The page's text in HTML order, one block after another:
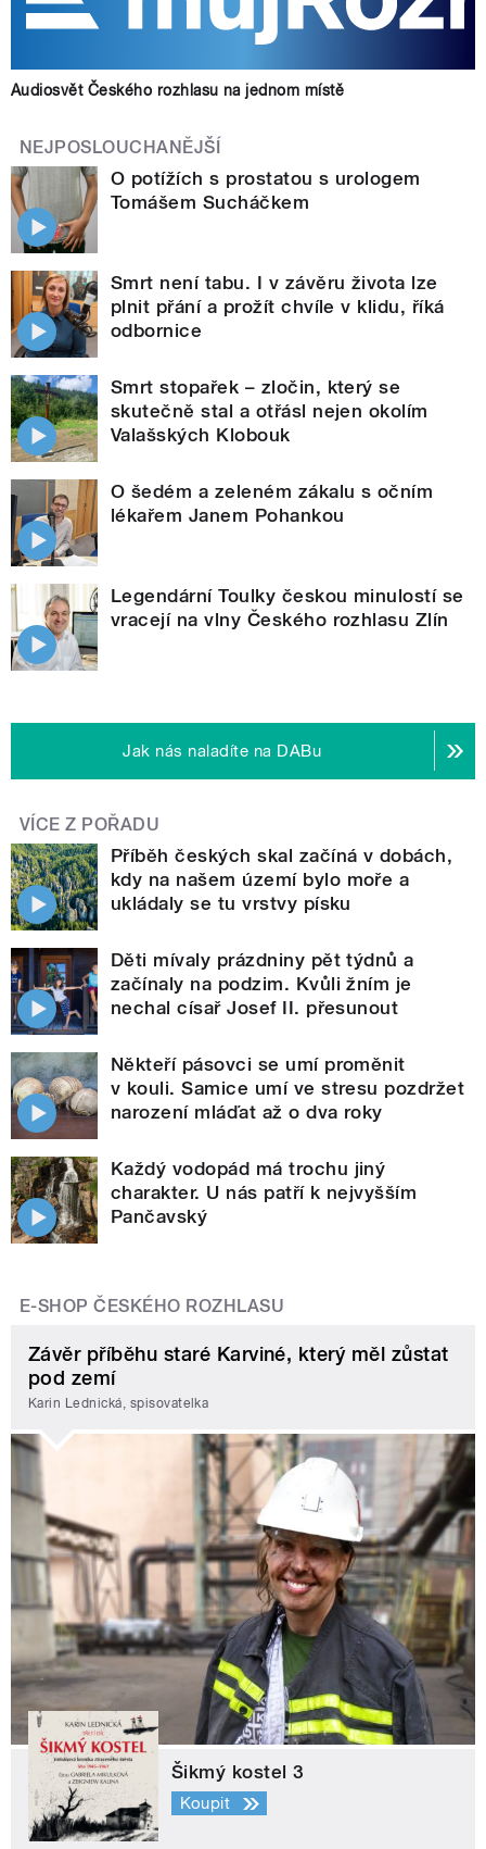
Audiosvět Českého rozhlasu na jednom místě
NEJPOSLOUCHANĚJŠÍ
O potížích s prostatou s urologem
Tomášem Sucháčkem
Smrt není tabu. I v závěru života lze
plnit přání a prožít chvíle v klidu, říká
odbornice
Smrt stopařek – zločin, který se
skutečně stal a otřásl nejen okolím
Valašských Klobouk
O šedém a zeleném zákalu s očním
lékařem Janem Pohankou
Legendární Toulky českou minulostí se
vracejí na vlny Českého rozhlasu Zlín
Jak nás naladíte na DABu
VÍCE Z POŘADU
Příběh českých skal začíná v dobách,
kdy na našem území bylo moře a
ukládaly se tu vrstvy písku
Děti mívaly prázdniny pět týdnů a
začínaly na podzim. Kvůli žním je
nechal císař Josef II. přesunout
Někteří pásovci se umí proměnit
v kouli. Samice umí ve stresu pozdržet
narození mláďat až o dva roky
Každý vodopád má trochu jiný
charakter. U nás patří k nejvyšším
Pančavský
E-SHOP ČESKÉHO ROZHLASU
Závěr příběhu staré Karviné, který měl zůstat
pod zemí
Karin Lednická, spisovatelka
Šikmý kostel 3
Koupit